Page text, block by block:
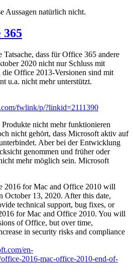
Aussagen natürlich nicht.
Tatsache, dass für Office 365 andere
2020 nicht nur Schluss mit
Office 2013-Versionen sind mit
u.a. nicht mehr unterstützt.
fwlink/p/?linkid=2111390
Produkte nicht mehr funktionieren
nicht gehört, dass Microsoft aktiv auf
Aber bei der Entwicklung
genommen und früher oder
mehr möglich sein. Microsoft
2016 for Mac and Office 2010 will
October 13, 2020. After this date,
technical support, bug fixes, or
for Mac and Office 2010. You will
of Office, but over time,
in security risks and compliance
en-
2016-mac-office-2010-end-of-